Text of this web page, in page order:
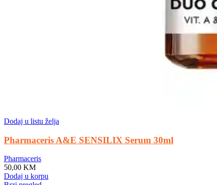
Dodaj u listu želja
Pharmaceris A&E SENSILIX Serum 30ml
Pharmaceris
50,00 KM
Dodaj u korpu